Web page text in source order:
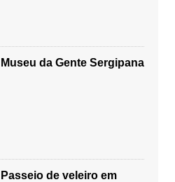
Museu da Gente Sergipana
Passeio de veleiro em